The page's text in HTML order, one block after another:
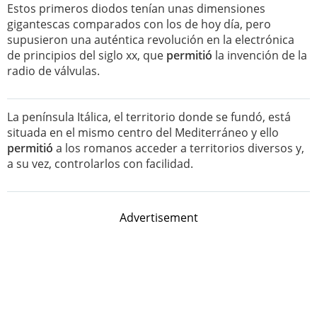
Estos primeros diodos tenían unas dimensiones
gigantescas comparados con los de hoy día, pero
supusieron una auténtica revolución en la electrónica
de principios del siglo xx, que permitió la invención de la
radio de válvulas.
La península Itálica, el territorio donde se fundó, está
situada en el mismo centro del Mediterráneo y ello
permitió a los romanos acceder a territorios diversos y,
a su vez, controlarlos con facilidad.
Advertisement